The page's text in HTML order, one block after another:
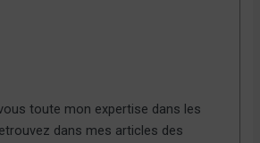
toute mon expertise dans les
dans mes articles des